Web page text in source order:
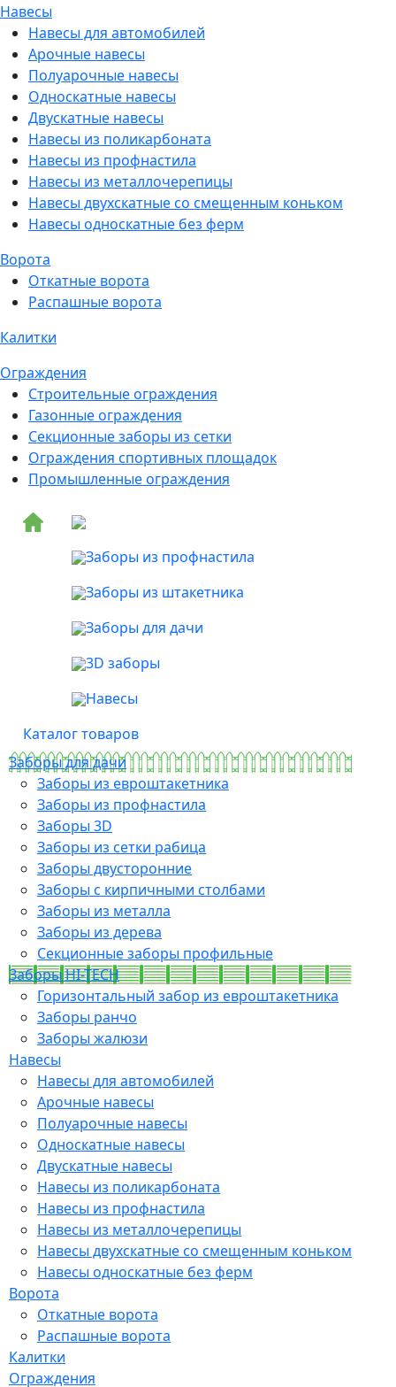
Навесы
Навесы для автомобилей
Арочные навесы
Полуарочные навесы
Односкатные навесы
Двускатные навесы
Навесы из поликарбоната
Навесы из профнастила
Навесы из металлочерепицы
Навесы двухскатные со смещенным коньком
Навесы односкатные без ферм
Ворота
Откатные ворота
Распашные ворота
Калитки
Ограждения
Строительные ограждения
Газонные ограждения
Секционные заборы из сетки
Ограждения спортивных площадок
Промышленные ограждения
Заборы из профнастила
Заборы из штакетника
Заборы для дачи
3D заборы
Навесы
Каталог товаров
Заборы для дачи
Заборы из евроштакетника
Заборы из профнастила
Заборы 3D
Заборы из сетки рабица
Заборы двусторонние
Заборы с кирпичными столбами
Заборы из металла
Заборы из дерева
Секционные заборы профильные
Заборы HI-TECH
Горизонтальный забор из евроштакетника
Заборы ранчо
Заборы жалюзи
Навесы
Навесы для автомобилей
Арочные навесы
Полуарочные навесы
Односкатные навесы
Двускатные навесы
Навесы из поликарбоната
Навесы из профнастила
Навесы из металлочерепицы
Навесы двухскатные со смещенным коньком
Навесы односкатные без ферм
Ворота
Откатные ворота
Распашные ворота
Калитки
Ограждения